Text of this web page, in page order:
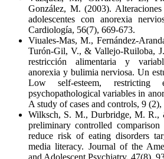
González, M. (2003).
adolescentes con anorexia
Cardiología, 56(7), 669-673.
Viuales-Mas, M., Fernández-
Turón-Gil, V., & Vallejo-Ruiloba,
restricción alimentaria y
anorexia y bulimia nerviosa. Un
Low self-esteem, restricting
psychopathological variables in
A study of cases and controls, 9
Wilksch, S. M., Durbridge, M. R.,
preliminary controlled
reduce risk of eating disorders
media literacy. Journal of the